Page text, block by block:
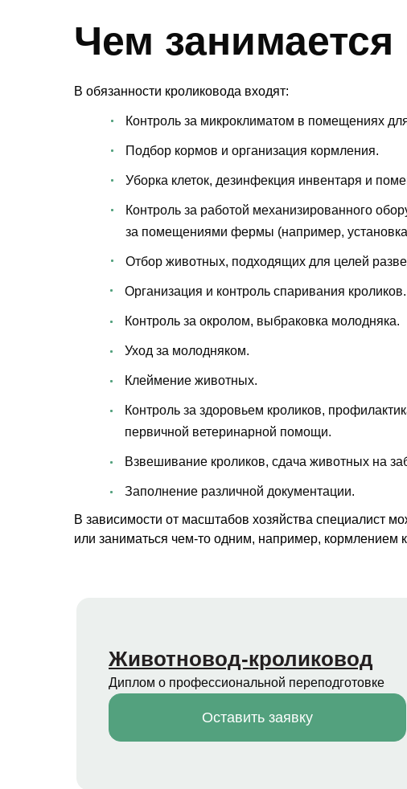
Чем
Контроль за микроклиматом в помещениях
Подбор кормов и организация кормления.
Уборка клеток, дезинфекция инвентаря и
Контроль за работой механизированного
за помещениями фермы (например,
В обязанности кроликовода входят:
Отбор животных, подходящих для целей
Организация и контроль спаривания кроликов.
Контроль за окролом, выбраковка молодняка.
Уход за молодняком.
Клеймение животных.
Контроль за здоровьем кроликов,
первичной ветеринарной помощи.
Взвешивание кроликов, сдача животных на
Заполнение различной документации.
В зависимости от масштабов хозяйства специалист
или заниматься чем-то одним, например, кормлением
Животновод-кроликовод
Диплом о профессиональной переподготовке
Оставить заявку